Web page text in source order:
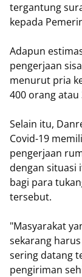
tergantung
kepada
Adapun
pengerjaan
menurut pria
400 orang atau
Selain itu,
Covid-19
pengerjaan
dengan situasi
bagi para
tersebut.
"Masyarakat
sekarang
sering datang
pengiriman